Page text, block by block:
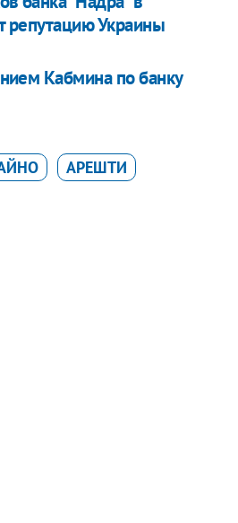
репутацию Украины
Кабмина по банку
АРЕШТИ